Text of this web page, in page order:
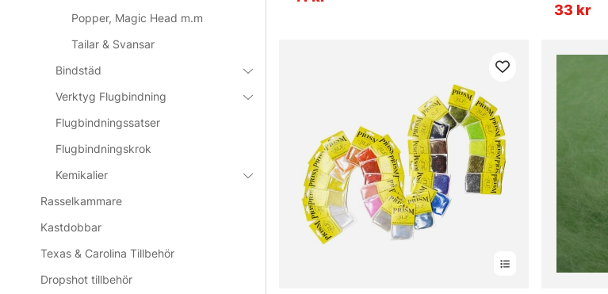
Popper, Magic Head m.m
Tailar & Svansar
Bindstäd
Verktyg Flugbindning
Flugbindningssatser
Flugbindningskrok
Kemikalier
Rasselkammare
Kastdobbar
Texas & Carolina Tillbehör
Dropshot tillbehör
33 kr